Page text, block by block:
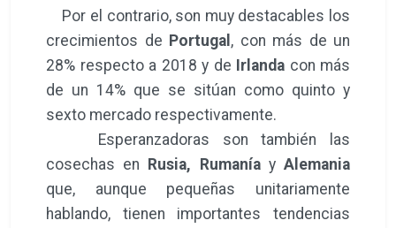
Por el contrario, son muy destacables los
crecimientos de Portugal , con más de un
28% respecto a 2018 y de Irlanda con más
de un 14% que se sitúan como quinto y
sexto mercado respectivamente.
Esperanzadoras son también las
cosechas en Rusia, RumaníayAlemania
que, aunque pequeñas unitariamente
hablando, tienen importantes tendencias